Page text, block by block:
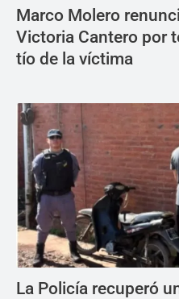
Marco Molero
Victoria Cantero por
tío de la víctima
La Policía recuperó